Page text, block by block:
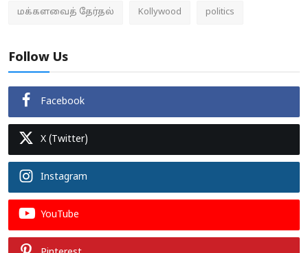
மக்களவைத் தேர்தல் Kollywood politics
Follow Us
Facebook
X (Twitter)
Instagram
YouTube